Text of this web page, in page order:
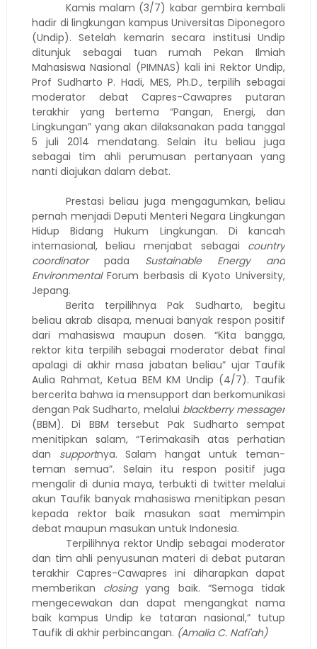
Kamis malam (3/7) kabar gembira kembali
hadir di lingkungan kampus Universitas Diponegoro
(Undip). Setelah kemarin secara institusi Undip
ditunjuk sebagai tuan rumah Pekan Ilmiah
Mahasiswa Nasional (PIMNAS) kali ini Rektor Undip,
Prof Sudharto P. Hadi, MES, Ph.D., terpilih sebagai
moderator debat Capres-Cawapres putaran
terakhir yang bertema “Pangan, Energi, dan
Lingkungan” yang akan dilaksanakan pada tanggal
5 juli 2014 mendatang. Selain itu beliau juga
sebagai tim ahli perumusan pertanyaan yang
nanti diajukan dalam debat.
Prestasi beliau juga mengagumkan, beliau
pernah menjadi Deputi Menteri Negara Lingkungan
Hidup Bidang Hukum Lingkungan. Di kancah
internasional, beliau menjabat sebagai country
coordinatorpada Sustainable Energy and
EnvironmentalForum berbasis di Kyoto University,
Jepang.
Berita terpilihnya Pak Sudharto, begitu
beliau akrab disapa, menuai banyak respon positif
dari mahasiswa maupun dosen. “Kita bangga,
rektor kita terpilih sebagai moderator debat final
apalagi di akhir masa jabatan beliau” ujar Taufik
Aulia Rahmat, Ketua BEM KM Undip (4/7). Taufik
bercerita bahwa ia mensupport dan berkomunikasi
dengan Pak Sudharto, melalui blackberry messager
(BBM). Di BBM tersebut Pak Sudharto sempat
menitipkan salam, “Terimakasih atas perhatian
dan supportnya. Salam hangat untuk teman-
teman semua”. Selain itu respon positif juga
mengalir di dunia maya, terbukti di twitter melalui
akun Taufik banyak mahasiswa menitipkan pesan
kepada rektor baik masukan saat memimpin
debat maupun masukan untuk Indonesia.
Terpilihnya rektor Undip sebagai moderator
dan tim ahli penyusunan materi di debat putaran
terakhir Capres-Cawapres ini diharapkan dapat
memberikan closingyang baik. “Semoga tidak
mengecewakan dan dapat mengangkat nama
baik kampus Undip ke tataran nasional,” tutup
Taufik di akhir perbincangan. (Amalia C. Nafi'ah)